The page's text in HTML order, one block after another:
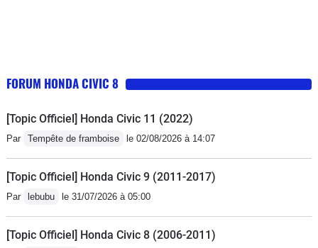
FORUM HONDA CIVIC 8
[Topic Officiel] Honda Civic 11 (2022)
Par Tempête de framboise le 02/08/2026 à 14:07
[Topic Officiel] Honda Civic 9 (2011-2017)
Par lebubu le 31/07/2026 à 05:00
[Topic Officiel] Honda Civic 8 (2006-2011)